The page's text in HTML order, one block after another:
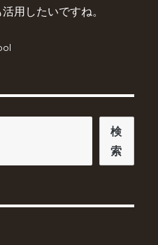
用したいですね。
検
索